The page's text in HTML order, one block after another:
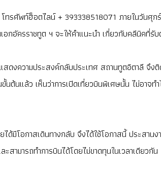
รศัพท์ฮ็อตไลน์ + 393338518071 ภายในวันศุก
กอัครราชทูต ฯ จะให้คำแนะนำ เกี่ยวกับคลีนิคที่รั
ดงความประสงค์กลับประเทศ สถานทูตอิตาลี จึง
นแล้ว เห็นว่าการเปิดเที่ยวบินพิเศษนั้น ไม่อาจทำ
ด้มีโอกาสเดินทางกลับ จึงได้ใช้โอกาสนี้ ประสาน
ามารถทำการบินได้โดยไม่ขาดทุนในเวลาเดียวกั